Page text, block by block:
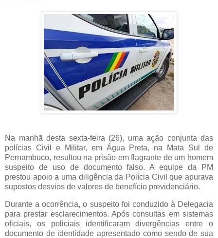
Na manhã desta sexta-feira (26), uma ação conjunta das
polícias Civil e Militar, em Água Preta, na Mata Sul de
Pernambuco, resultou na prisão em flagrante de um homem
suspeito de uso de documento falso. A equipe da PM
prestou apoio a uma diligência da Polícia Civil que apurava
supostos desvios de valores de benefício previdenciário.
Durante a ocorrência, o suspeito foi conduzido à Delegacia
para prestar esclarecimentos. Após consultas em sistemas
oficiais, os policiais identificaram divergências entre o
documento de identidade apresentado como sendo de sua